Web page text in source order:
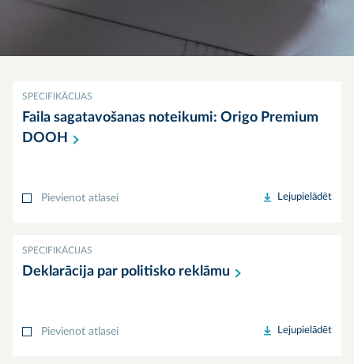
SPECIFIKĀCIJAS
Faila sagatavošanas noteikumi: Origo Premium
DOOH
Pievienot atlasei Lejupielādēt
SPECIFIKĀCIJAS
Deklarācija par politisko reklāmu
Pievienot atlasei Lejupielādēt